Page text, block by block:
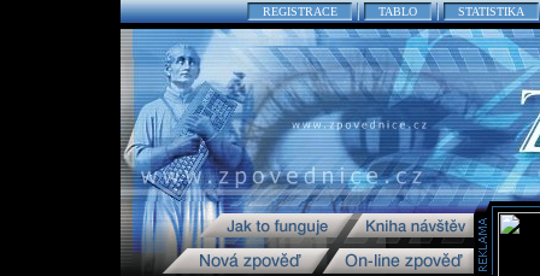
REGISTRACE TABLO STATISTIKA